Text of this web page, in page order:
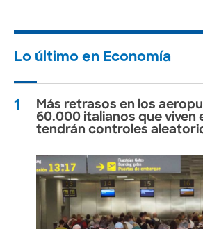
Lo último en Economía
1
Más retrasos en los
60.000 italianos que viven
tendrán controles